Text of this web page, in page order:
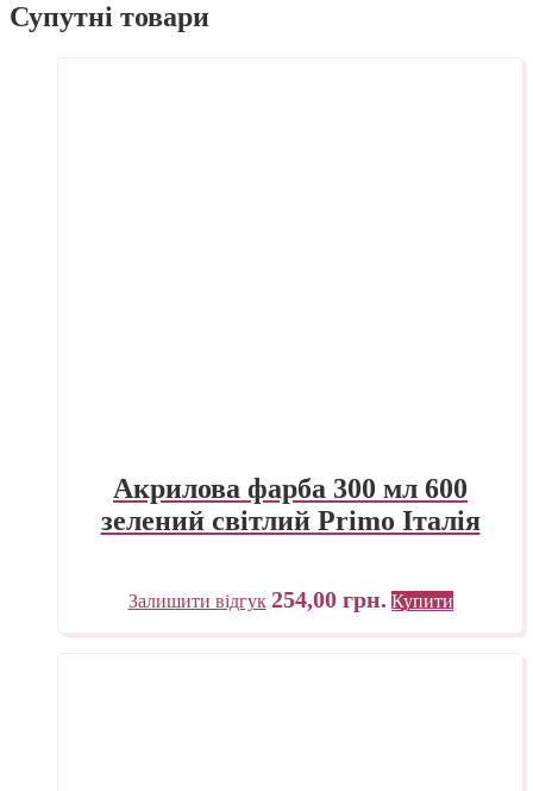
Супутні товари
Акрилова фарба 300 мл 600
зелений світлий Primo Італія
Залишити відгук 254,00 грн. Купити